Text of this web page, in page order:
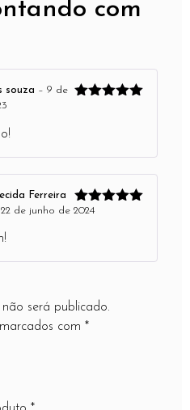
com
souza – 9 de
Avaliação
Ferreira
22 de junho de 2024
será publicado.
com *